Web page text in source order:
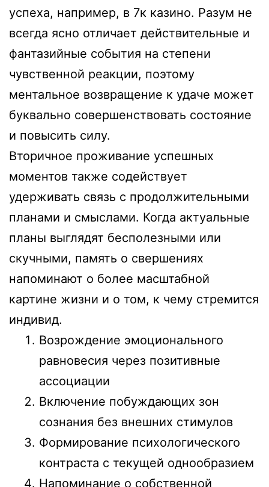
успеха, например, в 7к казино. Разум не
всегда ясно отличает действительные и
фантазийные события на степени
чувственной реакции, поэтому
ментальное возвращение к удаче может
буквально совершенствовать состояние
и повысить силу.
Вторичное проживание успешных
моментов также содействует
удерживать связь с продолжительными
планами и смыслами. Когда актуальные
планы выглядят бесполезными или
скучными, память о свершениях
напоминают о более масштабной
картине жизни и о том, к чему стремится
индивид.
Возрождение эмоционального
равновесия через позитивные
ассоциации
Включение побуждающих зон
сознания без внешних стимулов
Формирование психологического
контраста с текущей однообразием
Напоминание о собственной